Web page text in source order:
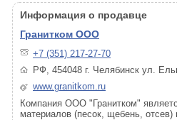
Информация о продавце
Гранитком ООО
+7 (351) 217-27-70
РФ, 454048 г. Челябинск ул.
www.granitkom.ru
Компания ООО "Гранитком"
материалов (песок, щебень, отсев)